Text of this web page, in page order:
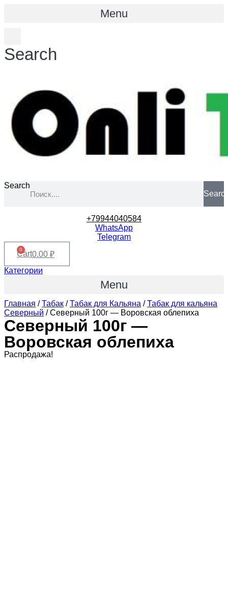
Menu
Search
Search
+79944040584
WhatsApp
Telegram
0.00 ₽
0
Cart
Категории
Menu
Главная /Табак /Табак для Кальяна /Табак для кальяна
Северный / Северный 100г — Воровская облепиха
Северный 100г —
Воровская облепиха
Распродажа!